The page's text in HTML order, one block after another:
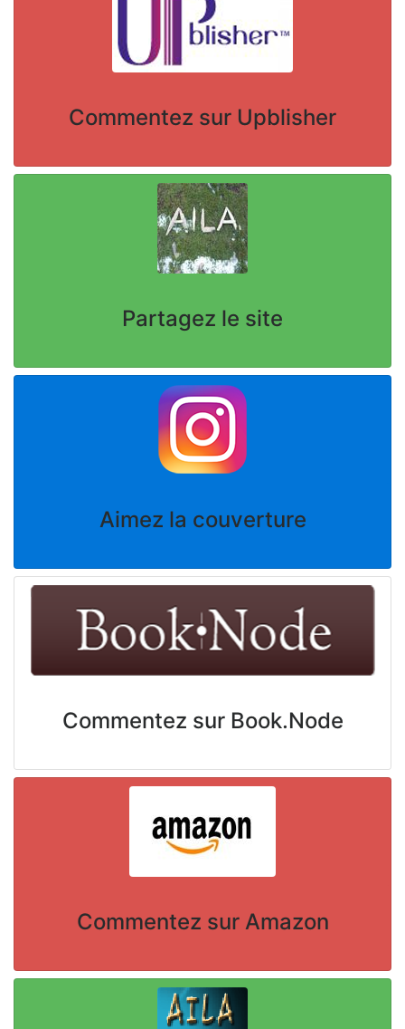
Commentez sur Upblisher
Partagez le site
Aimez la couverture
Commentez sur Book.Node
Commentez sur Amazon